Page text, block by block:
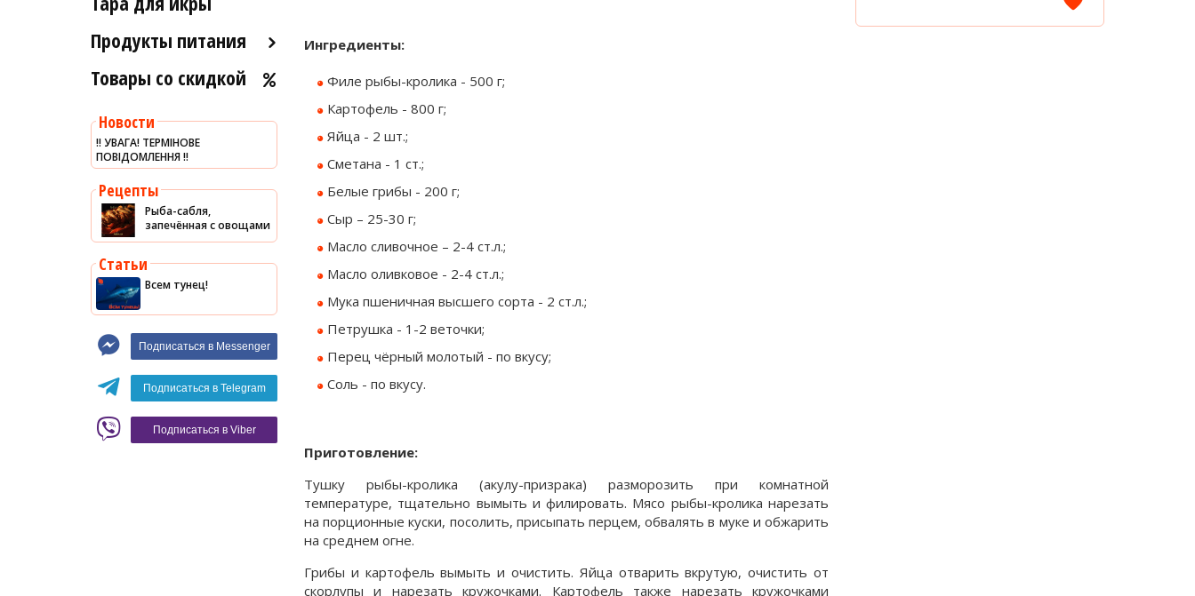
Мясо гребешка
Рапаны
Устрицы
Другое
Рыба холодного и
Продукты питания
Оливковое масло
Уксус
Сыры
Соусы
Сладости
Рис
Оливки
Мясные изделия
Вино
Белое вино
Красное вино
Кофе
Blaser
Товары со скидкой
Новости
‼️ УВАГА! ТЕРМІНОВЕ
ПОВІДОМЛЕННЯ ‼️
Рецепты
Рыба-сабля,
запечённая с овощами
Статьи
Всем тунец!
Подписаться в Messenger
Подписаться в Telegram
Подписаться в Viber
Ингредиенты:
Филе рыбы-кролика - 500 г;
Картофель - 800 г;
Яйца - 2 шт.;
Сметана - 1 ст.;
Белые грибы - 200 г;
Сыр – 25-30 г;
Масло сливочное – 2-4 ст.л.;
Масло оливковое - 2-4 ст.л.;
Мука пшеничная высшего сорта - 2 ст.л.;
Петрушка - 1-2 веточки;
Перец чёрный молотый - по вкусу;
Соль - по вкусу.
Приготовление:
Тушку рыбы-кролика (акулу-призрака) разморозить при комнатной
температуре, тщательно вымыть и филировать. Мясо рыбы-кролика нарезать
на порционные куски, посолить, присыпать перцем, обвалять в муке и обжарить
на среднем огне.
Грибы и картофель вымыть и очистить. Яйца отварить вкрутую, очистить от
скорлупы и нарезать кружочками. Картофель также нарезать кружочками